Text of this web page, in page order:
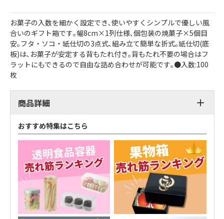
お菓子の入数を細かく設定でき､使いやすくシンプルで優しい風
合いのギフト箱です｡幅8cm×1列仕様､個包装の焼菓子×5個目
安｡フタ・ソコ・紙仕切の3点式､組み立て簡単な折式｡紙仕切(底
板)は､お菓子が安定する背もたれ付き｡背もたれ不要の場合はフ
ラットにもできるので自由な詰め合わせが可能です｡●入数:100
枚
商品詳細
おすすめ特集はこちら